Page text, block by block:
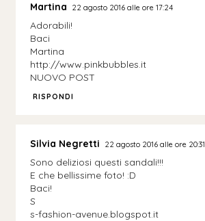
Martina 22 agosto 2016 alle ore 17:24
Adorabili!
Baci
Martina
http://www.pinkbubbles.it
NUOVO POST
RISPONDI
Silvia Negretti 22 agosto 2016 alle ore 20:31
Sono deliziosi questi sandali!!!
E che bellissime foto! :D
Baci!
S
s-fashion-avenue.blogspot.it